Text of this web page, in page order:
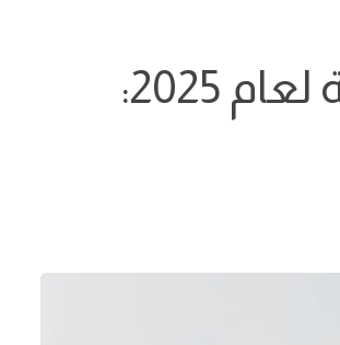
أفضل مكيف سبليت موفر للطاقة لعام 2025: